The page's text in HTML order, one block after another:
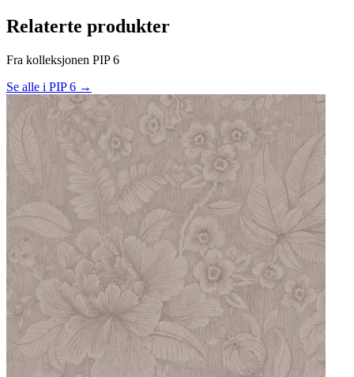
Relaterte produkter
Fra kolleksjonen PIP 6
Se alle i PIP 6 →